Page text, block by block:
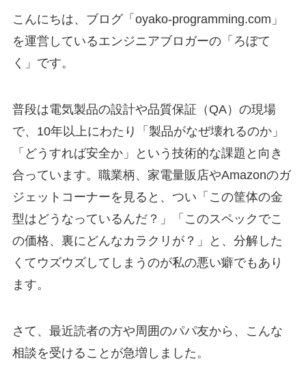
こんにちは、ブログ「oyako-programming.com」
を運営しているエンジニアブロガーの「ろぼて
く」です。
普段は電気製品の設計や品質保証（QA）の現場
で、10年以上にわたり「製品がなぜ壊れるのか」
「どうすれば安全か」という技術的な課題と向き
合っています。職業柄、家電量販店やAmazonのガ
ジェットコーナーを見ると、つい「この筐体の金
型はどうなっているんだ？」「このスペックでこ
の価格、裏にどんなカラクリが？」と、分解した
くてウズウズしてしまうのが私の悪い癖でもあり
ます。
さて、最近読者の方や周囲のパパ友から、こんな
相談を受けることが急増しました。